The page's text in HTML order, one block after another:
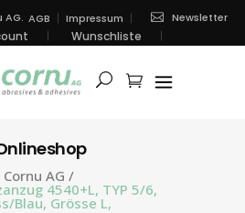
AG. AGB Impressum Newsletter
Wunschliste
Cornu AG /
4540+L, TYP 5/6,
Blau, Grösse L,